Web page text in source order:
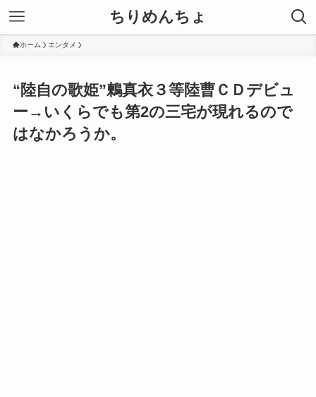
ちりめんちょ
ホーム エンタメ
“陸自の歌姫”鶫真衣３等陸曹ＣＤデビュ
ー→いくらでも第2の三宅が現れるので
はなかろうか。